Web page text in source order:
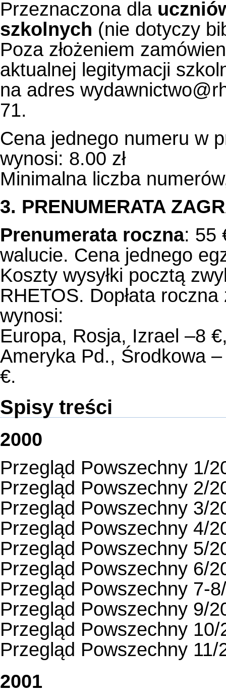
Przeznaczona dla
szkolnych (nie dotyczy
Poza złożeniem
aktualnej legitymacji
na adres
71.
Cena jednego numeru w
wynosi: 8.00 zł
Minimalna liczba
3. PRENUMERATA
Prenumerata roczna: 55
walucie. Cena jednego
Koszty wysyłki pocztą
RHETOS. Dopłata
wynosi:
Europa, Rosja, Izrael –8
Ameryka Pd., Środkowa
€.
Spisy treści
2000
Przegląd Powszechny 1/
Przegląd Powszechny 2/
Przegląd Powszechny 3/
Przegląd Powszechny 4/
Przegląd Powszechny 5/
Przegląd Powszechny 6/
Przegląd Powszechny 7-
Przegląd Powszechny 9/
Przegląd Powszechny 10/
Przegląd Powszechny 11/
2001